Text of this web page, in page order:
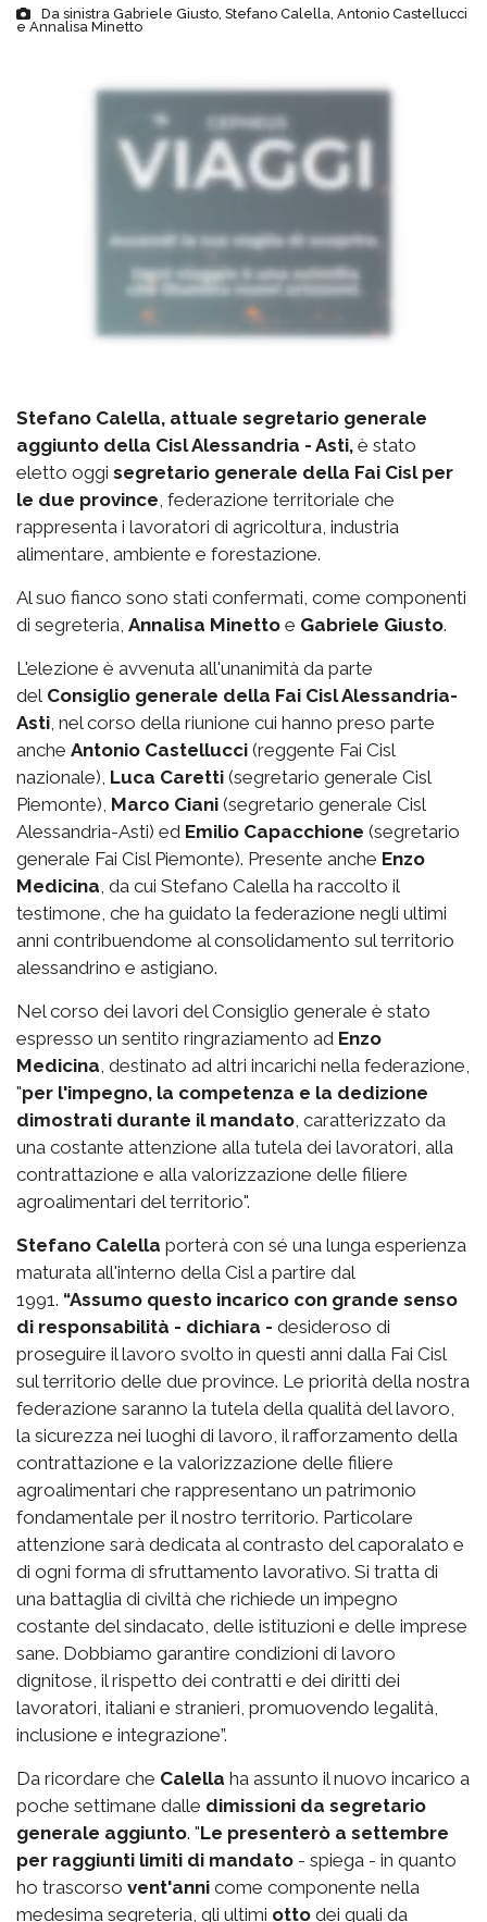
Da sinistra Gabriele Giusto, Stefano Calella, Antonio Castellucci
e Annalisa Minetto
Stefano Calella, attuale segretario generale
aggiunto della Cisl Alessandria - Asti, è stato
eletto oggi segretario generale della Fai Cisl per
le due province, federazione territoriale che
rappresenta i lavoratori di agricoltura, industria
alimentare, ambiente e forestazione.
Al suo fianco sono stati confermati, come componenti
di segreteria, Annalisa Minetto e Gabriele Giusto.
L'elezione è avvenuta all'unanimità da parte
del Consiglio generale della Fai Cisl Alessandria-
Asti, nel corso della riunione cui hanno preso parte
anche Antonio Castellucci (reggente Fai Cisl
nazionale), Luca Caretti (segretario generale Cisl
Piemonte), Marco Ciani (segretario generale Cisl
Alessandria-Asti) ed Emilio Capacchione (segretario
generale Fai Cisl Piemonte). Presente anche Enzo
Medicina, da cui Stefano Calella ha raccolto il
testimone, che ha guidato la federazione negli ultimi
anni contribuendome al consolidamento sul territorio
alessandrino e astigiano.
Nel corso dei lavori del Consiglio generale è stato
espresso un sentito ringraziamento ad Enzo
Medicina, destinato ad altri incarichi nella federazione,
"per l'impegno, la competenza e la dedizione
dimostrati durante il mandato, caratterizzato da
una costante attenzione alla tutela dei lavoratori, alla
contrattazione e alla valorizzazione delle filiere
agroalimentari del territorio".
Stefano Calella porterà con sé una lunga esperienza
maturata all'interno della Cisl a partire dal
1991. “Assumo questo incarico con grande senso
di responsabilità - dichiara - desideroso di
proseguire il lavoro svolto in questi anni dalla Fai Cisl
sul territorio delle due province. Le priorità della nostra
federazione saranno la tutela della qualità del lavoro,
la sicurezza nei luoghi di lavoro, il rafforzamento della
contrattazione e la valorizzazione delle filiere
agroalimentari che rappresentano un patrimonio
fondamentale per il nostro territorio. Particolare
attenzione sarà dedicata al contrasto del caporalato e
di ogni forma di sfruttamento lavorativo. Si tratta di
una battaglia di civiltà che richiede un impegno
costante del sindacato, delle istituzioni e delle imprese
sane. Dobbiamo garantire condizioni di lavoro
dignitose, il rispetto dei contratti e dei diritti dei
lavoratori, italiani e stranieri, promuovendo legalità,
inclusione e integrazione”.
Da ricordare che Calella ha assunto il nuovo incarico a
poche settimane dalle dimissioni da segretario
generale aggiunto. "Le presenterò a settembre
per raggiunti limiti di mandato - spiega - in quanto
ho trascorso vent'anni come componente nella
medesima segreteria, gli ultimi otto dei quali da